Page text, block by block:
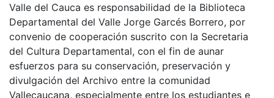
Valle del Cauca es responsabilidad de la Biblioteca
Departamental del Valle Jorge Garcés Borrero, por
convenio de cooperación suscrito con la Secretaria
del Cultura Departamental, con el fin de aunar
esfuerzos para su conservación, preservación y
divulgación del Archivo entre la comunidad
Vallecaucana, especialmente entre los estudiantes e